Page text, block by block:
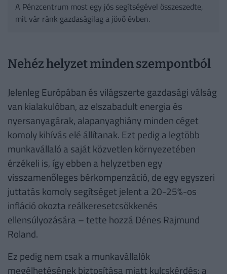
A Pénzcentrum most egy jós segítségével összeszedte,
mit vár ránk gazdaságilag a jövő évben.
Nehéz helyzet minden szempontból
Jelenleg Európában és világszerte gazdasági válság
van kialakulóban, az elszabadult energia és
nyersanyagárak, alapanyaghiány minden céget
komoly kihívás elé állítanak. Ezt pedig a legtöbb
munkavállaló a saját közvetlen környezetében
érzékeli is, így ebben a helyzetben egy
visszamenőleges bérkompenzáció, de egy egyszeri
juttatás komoly segítséget jelent a 20-25%-os
infláció okozta reálkeresetcsökkenés
ellensúlyozására – tette hozzá Dénes Rajmund
Roland.
Ez pedig nem csak a munkavállalók
megélhetésének biztosítása miatt kulcskérdés: a